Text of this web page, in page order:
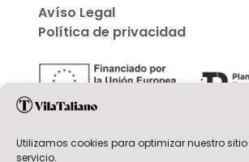
Utilizamos cookies para optimizar nuestro
servicio.
Avíso Legal
Política de privacidad